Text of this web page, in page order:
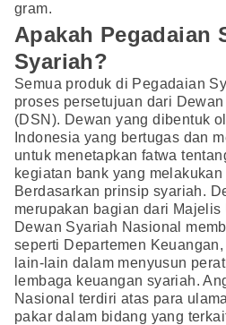
gram.
Apakah Pegadaian
Syariah?
Semua produk di Pegadaian
proses persetujuan dari
(DSN). Dewan yang dibentuk
Indonesia yang bertugas dan
untuk menetapkan fatwa
kegiatan bank yang
Berdasarkan prinsip syariah.
merupakan bagian dari Majelis
Dewan Syariah Nasional
seperti Departemen
lain-lain dalam menyusun
lembaga keuangan syariah.
Nasional terdiri atas para
pakar dalam bidang yang